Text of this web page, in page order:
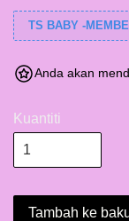
TS BABY -
Anda akan
Kuantiti
Tambah ke